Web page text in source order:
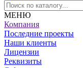
МЕНЮ
Компания
Последние проекты
Наши клиенты
Лицензии
Реквизиты